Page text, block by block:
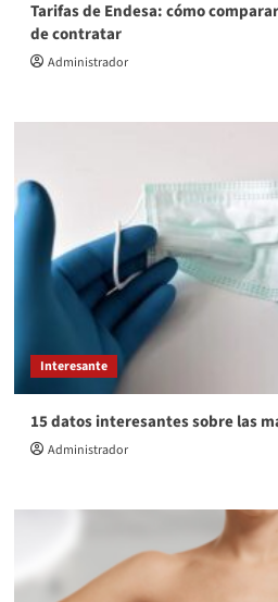
Tarifas de Endesa: cómo
de contratar
Administrador
Interesante
15 datos interesantes sobre las
Administrador